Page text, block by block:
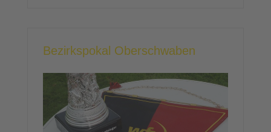
Bezirkspokal Oberschwaben